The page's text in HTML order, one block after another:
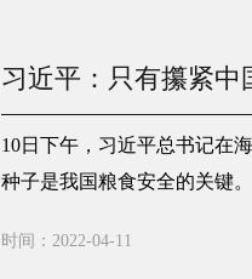
习近平：只有攥紧
10日下午，习近平总书记在
种子是我国粮食安全的关键。
时间：2022-04-11